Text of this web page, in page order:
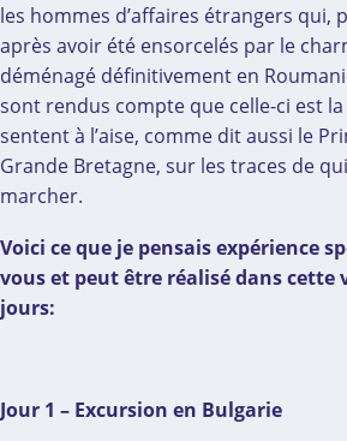
les hommes d’affaires étrangers qui,
après avoir été ensorcelés par le
déménagé définitivement en
sont rendus compte que celle-ci est
sentent à l’aise, comme dit aussi le
Grande Bretagne, sur les traces de
marcher.
Voici ce que je pensais expérience
vous et peut être réalisé dans cette
jours:
Jour 1 – Excursion en Bulgarie